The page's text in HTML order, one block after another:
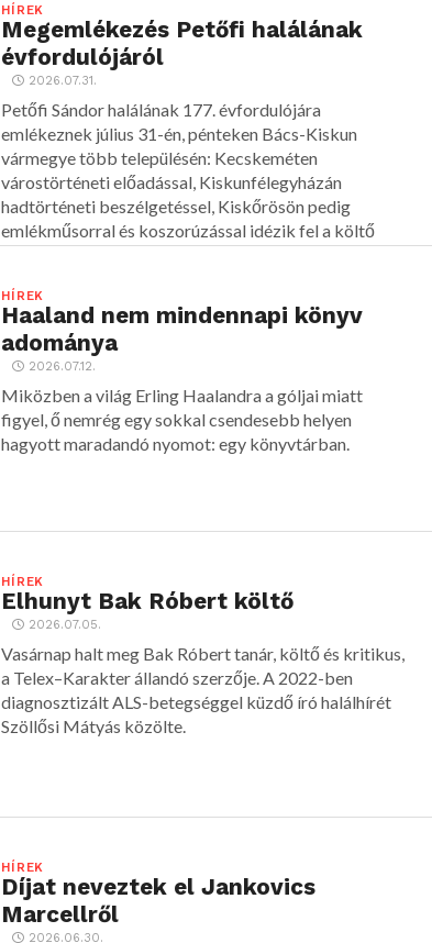
HÍREK
Megemlékezés Petőfi halálának
évfordulójáról
2026.07.31.
Petőfi Sándor halálának 177. évfordulójára
emlékeznek július 31-én, pénteken Bács-Kiskun
vármegye több településén: Kecskeméten
várostörténeti előadással, Kiskunfélegyházán
hadtörténeti beszélgetéssel, Kiskőrösön pedig
emlékműsorral és koszorúzással idézik fel a költő
HÍREK
Haaland nem mindennapi könyv
adománya
2026.07.12.
Miközben a világ Erling Haalandra a góljai miatt
figyel, ő nemrég egy sokkal csendesebb helyen
hagyott maradandó nyomot: egy könyvtárban.
HÍREK
Elhunyt Bak Róbert költő
2026.07.05.
Vasárnap halt meg Bak Róbert tanár, költő és kritikus,
a Telex–Karakter állandó szerzője. A 2022-ben
diagnosztizált ALS-betegséggel küzdő író halálhírét
Szöllősi Mátyás közölte.
HÍREK
Díjat neveztek el Jankovics
Marcellről
2026.06.30.